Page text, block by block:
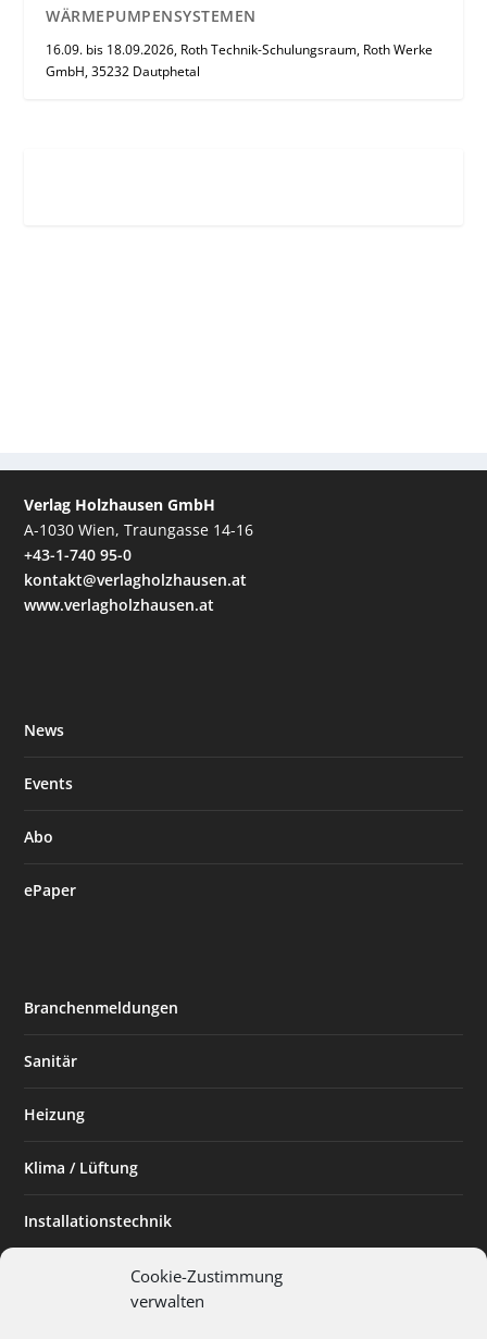
Cookie-Zustimmung
verwalten
WÄRMEPUMPENSYSTEMEN
16.09. bis 18.09.2026, Roth Technik-Schulungsraum, Roth Werke
GmbH, 35232 Dautphetal
Verlag Holzhausen GmbH
A-1030 Wien, Traungasse 14-16
+43-1-740 95-0
kontakt@verlagholzhausen.at
www.verlagholzhausen.at
News
Events
Abo
ePaper
Branchenmeldungen
Sanitär
Heizung
Klima / Lüftung
Installationstechnik
Planen & Bauen